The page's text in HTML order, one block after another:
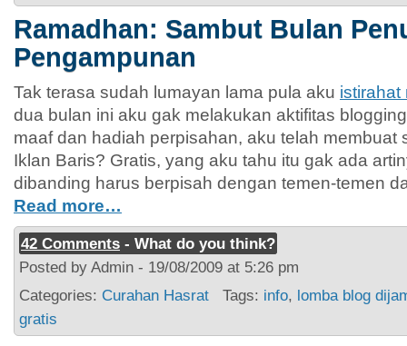
Ramadhan: Sambut Bulan
Pengampunan
Tak terasa sudah lumayan lama pula aku istirahat
dua bulan ini aku gak melakukan aktifitas
maaf dan hadiah perpisahan, aku telah membuat
Iklan Baris? Gratis, yang aku tahu itu gak ada
dibanding harus berpisah dengan temen-temen
Read more…
42 Comments - What do you think?
Posted by Admin - 19/08/2009 at 5:26 pm
Categories: Curahan Hasrat Tags: info, lomba blog
gratis